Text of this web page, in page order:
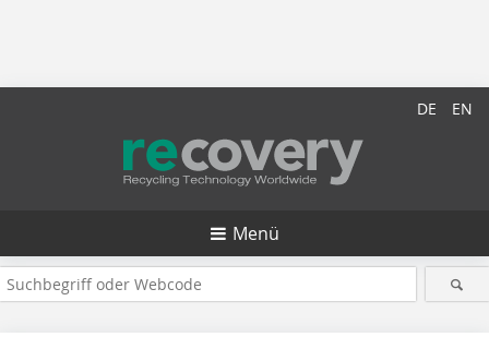
DE EN
Menü